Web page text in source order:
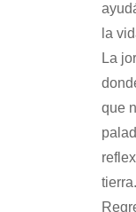
la
La
que
tierra.